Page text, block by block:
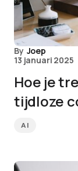
By Joep
13 januari 2025
Hoe je
tijdloze
AI